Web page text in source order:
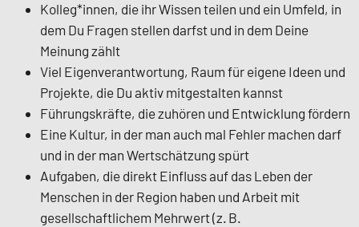
Kolleg*innen, die ihr Wissen teilen und ein Umfeld, in
dem Du Fragen stellen darfst und in dem Deine
Meinung zählt
Viel Eigenverantwortung, Raum für eigene Ideen und
Projekte, die Du aktiv mitgestalten kannst
Führungskräfte, die zuhören und Entwicklung fördern
Eine Kultur, in der man auch mal Fehler machen darf
und in der man Wertschätzung spürt
Aufgaben, die direkt Einfluss auf das Leben der
Menschen in der Region haben und Arbeit mit
gesellschaftlichem Mehrwert (z. B.